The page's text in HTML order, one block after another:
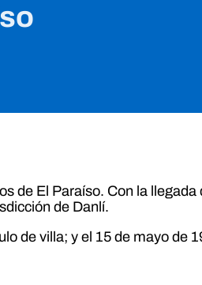
de El Paraíso. Con la llegada
de Danlí.
de villa; y el 15 de mayo de